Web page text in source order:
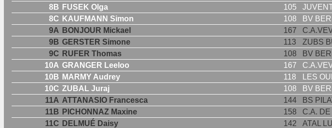
8B FUSEK Olga 105
8C KAUFMANN Simon 108 BV
9A BONJOUR Mickael 167
9B GERSTER Simone 113 ZUBS
9C RUFER Thomas 108 BV
10A GRANGER Leeloo 167
10B MARMY Audrey 118 LES
10C ZUBAL Juraj 108 BV
11A ATTANASIO Francesca 144 BS
11B PICHONNAZ Maxine 158 C.A. DE
11C DELMUÉ Daisy 142 ATAL